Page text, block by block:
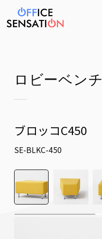
ロビーベンチ
ブロッコC450
SE-BLKC-450